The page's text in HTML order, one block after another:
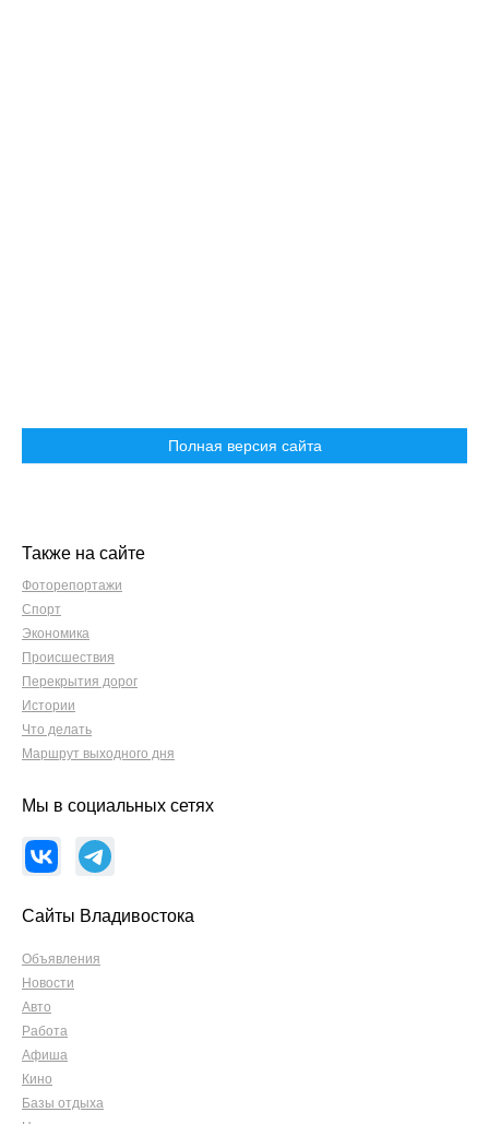
Полная версия сайта
Также на сайте
Фоторепортажи
Спорт
Экономика
Происшествия
Перекрытия дорог
Истории
Что делать
Маршрут выходного дня
Мы в социальных сетях
Сайты Владивостока
Объявления
Новости
Авто
Работа
Афиша
Кино
Базы отдыха